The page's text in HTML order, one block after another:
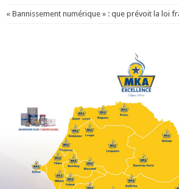
« Bannissement numérique » : que prévoit la loi